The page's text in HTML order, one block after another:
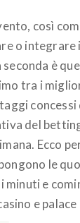
così
o
è
tra i
del
Ecco
le
e
e